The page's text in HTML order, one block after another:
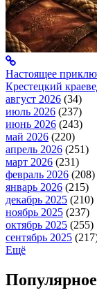
Настоящее
Крестецкий
август 2026 (34)
июль 2026 (237)
июнь 2026 (243)
май 2026 (220)
апрель 2026 (251)
март 2026 (231)
февраль 2026 (208)
январь 2026 (215)
декабрь 2025 (210)
ноябрь 2025 (237)
октябрь 2025 (255)
сентябрь 2025
Ещё
Популярное